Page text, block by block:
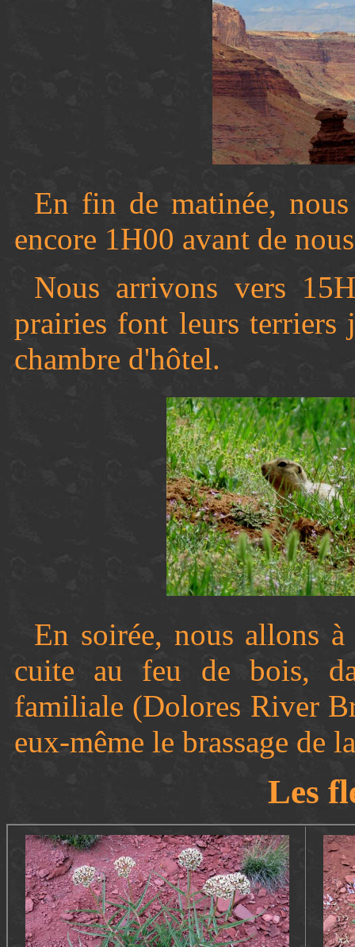
En fin de matinée,
encore 1H00 avant de
Nous arrivons vers
prairies font leurs terriers
chambre d'hôtel.
En soirée, nous allons
cuite au feu de bois,
familiale (Dolores River
eux-même le brassage de
Les